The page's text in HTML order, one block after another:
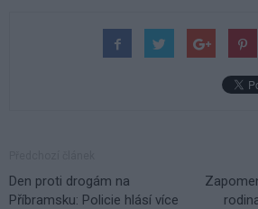
Den proti drogám na
Příbramsku: Policie hlásí více